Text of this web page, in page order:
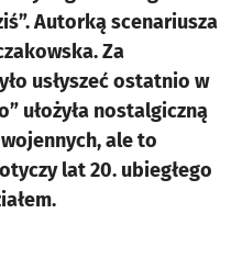
Autorką scenariusza
Za
usłyszeć ostatnio w
ułożyła nostalgiczną
ale to
lat 20. ubiegłego